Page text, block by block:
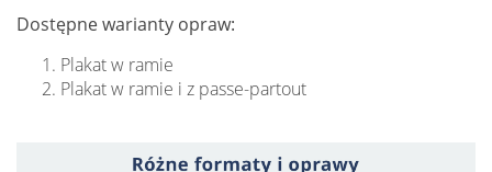
Dostępne warianty opraw:
Plakat w ramie
Plakat w ramie i z passe-partout